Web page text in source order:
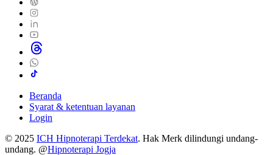
Beranda
Syarat & ketentuan layanan
Login
© 2025 ICH Hipnoterapi Terdekat. Hak Merk dilindungi undang-
undang. @Hipnoterapi Jogja